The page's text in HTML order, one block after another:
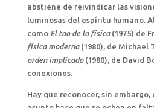
abstiene de reivindicar las
luminosas del espíritu humano.
como El tao de la física(1975) de
física moderna(1980), de Michael
orden implicado(1980), de David
conexiones.
Hay que reconocer, sin